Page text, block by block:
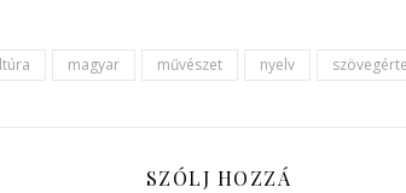
magyar művészet nyelv
SZÓLJ HOZZÁ